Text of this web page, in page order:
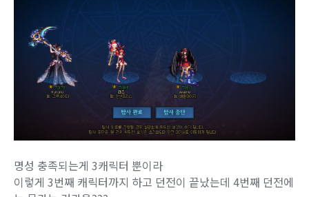
명성 충족되는게 3캐릭터 뿐이라
이렇게 3번째 캐릭터까지 하고 던전이 끝났는데 4번째 던전에